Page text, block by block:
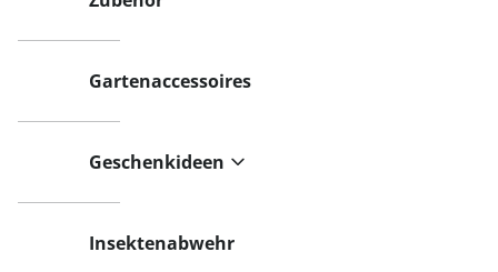
Gartenaccessoires
Geschenkideen
Insektenabwehr